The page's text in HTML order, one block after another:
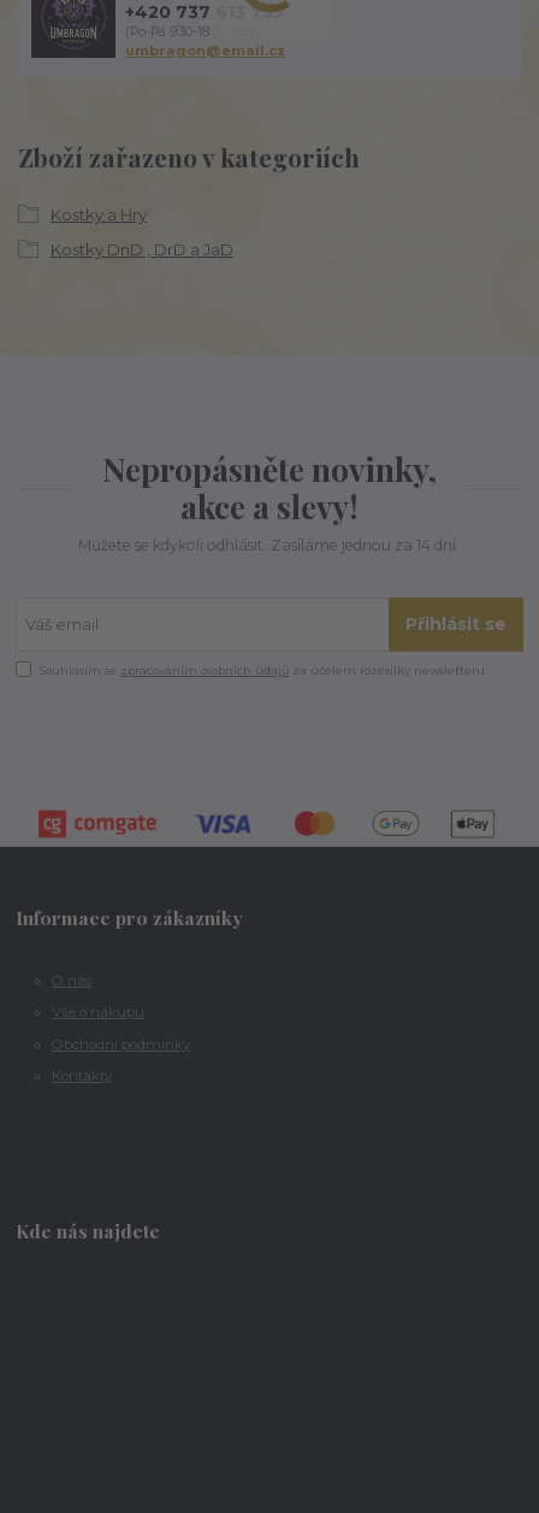
Zboží zařazeno v kategoriích
Kostky a Hry
Kostky DnD , DrD a JaD
+420 737 613 735
(Po-Pá 9:30-18:00 hod.)
umbragon@email.cz
Nepropásněte novinky,
akce a slevy!
Můžete se kdykoli odhlásit. Zasíláme jednou za 14 dní.
Přihlásit se
Souhlasím se zpracováním osobních údajů za účelem rozesílky newsletteru.
Informace pro zákazníky
O nás
Vše o nákupu
Obchodní podmínky
Kontakty
Kde nás najdete